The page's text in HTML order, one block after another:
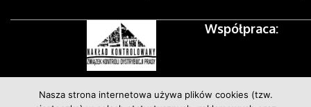
"Rynek Zabawek" członkiem
Współpraca:
Nasza strona internetowa używa plików cookies (tzw.